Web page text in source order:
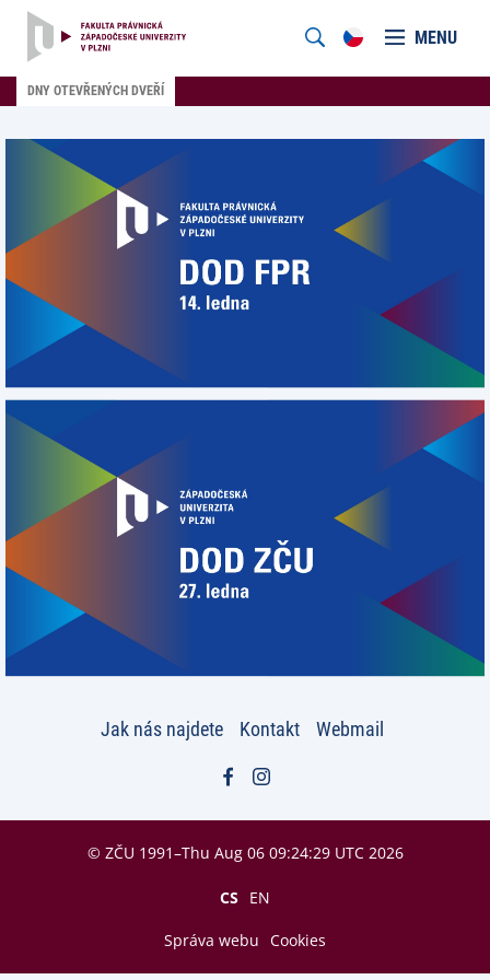
MENU
DNY OTEVŘENÝCH DVEŘÍ
Jak nás najdete Kontakt Webmail
© ZČU 1991–Thu Aug 06 09:24:29 UTC 2026
CS EN
Správa webu Cookies